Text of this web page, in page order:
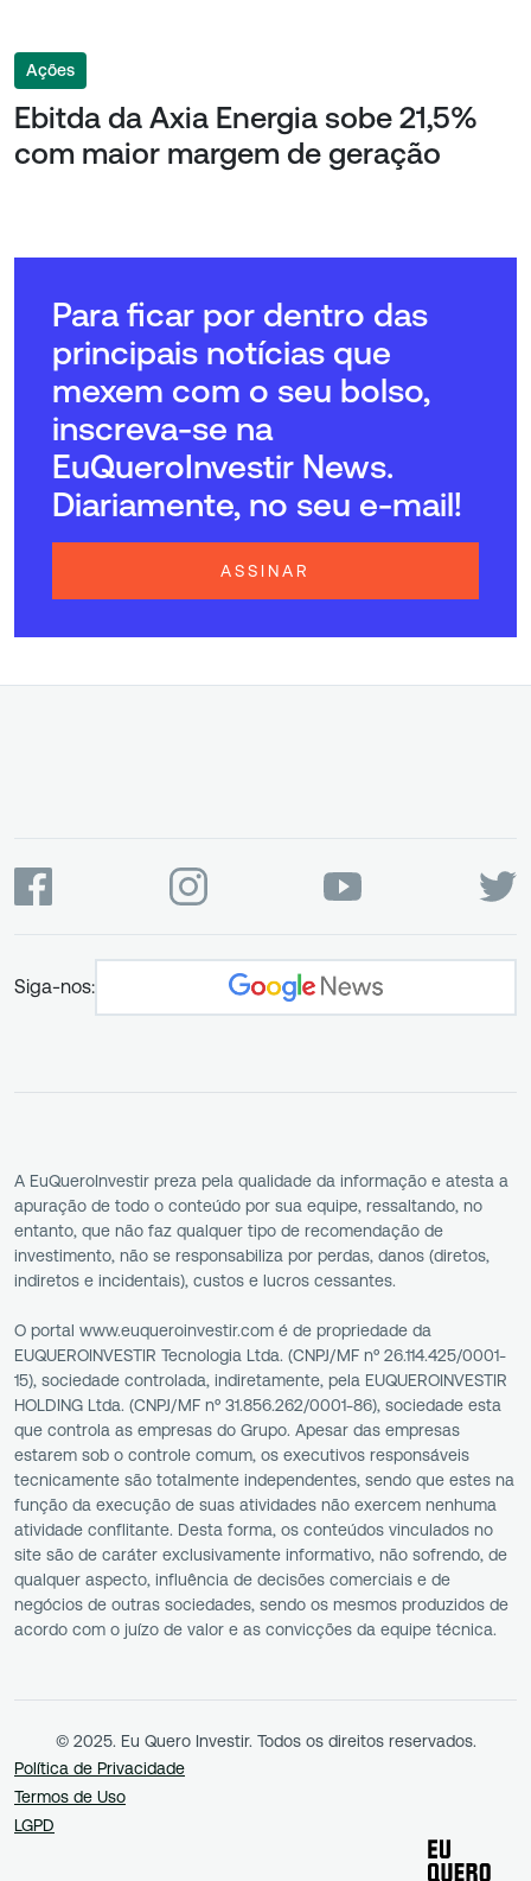
Ações
Ebitda da Axia Energia sobe 21,5%
com maior margem de geração
Para ficar por dentro das
principais notícias que
mexem com o seu bolso,
inscreva-se na
EuQueroInvestir News.
Diariamente, no seu e-mail!
ASSINAR
Siga-nos:
A EuQueroInvestir preza pela qualidade da informação e atesta a
apuração de todo o conteúdo por sua equipe, ressaltando, no
entanto, que não faz qualquer tipo de recomendação de
investimento, não se responsabiliza por perdas, danos (diretos,
indiretos e incidentais), custos e lucros cessantes.
O portal www.euqueroinvestir.com é de propriedade da
EUQUEROINVESTIR Tecnologia Ltda. (CNPJ/MF nº 26.114.425/0001-
15), sociedade controlada, indiretamente, pela EUQUEROINVESTIR
HOLDING Ltda. (CNPJ/MF nº 31.856.262/0001-86), sociedade esta
que controla as empresas do Grupo. Apesar das empresas
estarem sob o controle comum, os executivos responsáveis
tecnicamente são totalmente independentes, sendo que estes na
função da execução de suas atividades não exercem nenhuma
atividade conflitante. Desta forma, os conteúdos vinculados no
site são de caráter exclusivamente informativo, não sofrendo, de
qualquer aspecto, influência de decisões comerciais e de
negócios de outras sociedades, sendo os mesmos produzidos de
acordo com o juízo de valor e as convicções da equipe técnica.
© 2025. Eu Quero Investir. Todos os direitos reservados.
Política de Privacidade
Termos de Uso
LGPD